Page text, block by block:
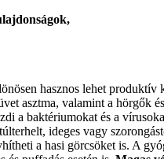
hasznos lehet produktív
asztma, valamint a hörgők
a baktériumokat és a
ideges vagy
a hasi görcsöket is. A